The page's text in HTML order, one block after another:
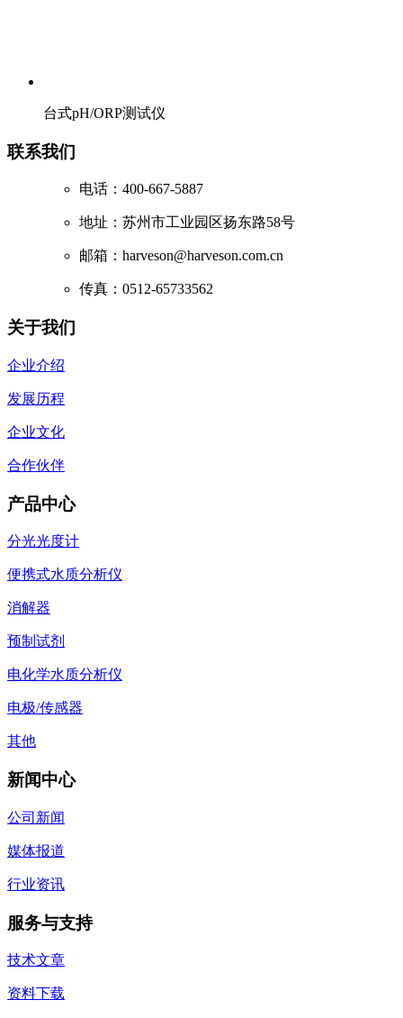
台式pH/ORP测试仪
联系我们
电话：400-667-5887
地址：苏州市工业园区扬东路58号
邮箱：harveson@harveson.com.cn
传真：0512-65733562
关于我们
企业介绍
发展历程
企业文化
合作伙伴
产品中心
分光光度计
便携式水质分析仪
消解器
预制试剂
电化学水质分析仪
电极/传感器
其他
新闻中心
公司新闻
媒体报道
行业资讯
服务与支持
技术文章
资料下载